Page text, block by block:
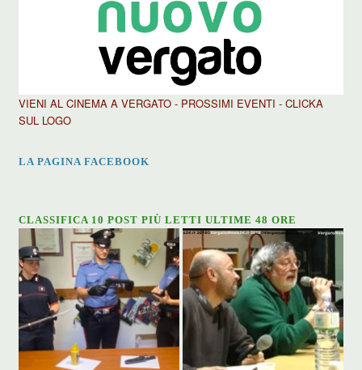
VIENI AL CINEMA A VERGATO - PROSSIMI EVENTI - CLICKA
SUL LOGO
LA PAGINA FACEBOOK
CLASSIFICA 10 POST PIÙ LETTI ULTIME 48 ORE